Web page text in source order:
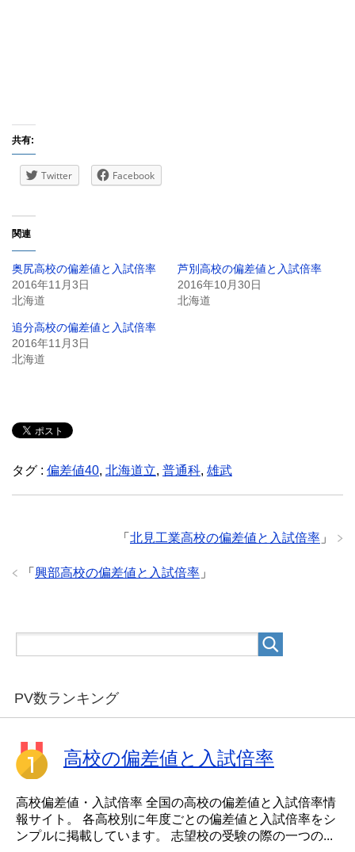
共有:
Twitter Facebook
関連
奥尻高校の偏差値と入試倍率
2016年11月3日
北海道
芦別高校の偏差値と入試倍率
2016年10月30日
北海道
追分高校の偏差値と入試倍率
2016年11月3日
北海道
タグ : 偏差値40, 北海道立, 普通科, 雄武
「 北見工業高校の偏差値と入試倍率 」
「 興部高校の偏差値と入試倍率 」
PV数ランキング
高校の偏差値と入試倍率
高校偏差値・入試倍率 全国の高校の偏差値と入試倍率情
報サイト。 各高校別に年度ごとの偏差値と入試倍率をシ
ンプルに掲載しています。 志望校の受験の際の一つの...